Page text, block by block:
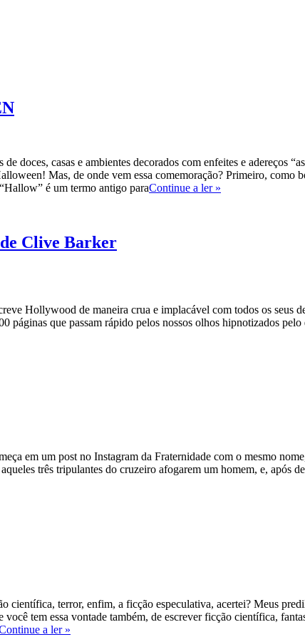
doces, casas e ambientes decorados com enfeites e adereços
Mas, de onde vem essa comemoração? Primeiro,
é um termo antigo paraContinue a ler »
Clive Barker
Hollywood de maneira crua e implacável com todos os seus
páginas que passam rápido pelos nossos olhos hipnotizados
em um post no Instagram da Fraternidade com o mesmo
três tripulantes do cruzeiro afogarem um homem, e, após
científica, terror, enfim, a ficção especulativa, acertei? Meus
tem essa vontade também, de escrever ficção científica,
a ler »